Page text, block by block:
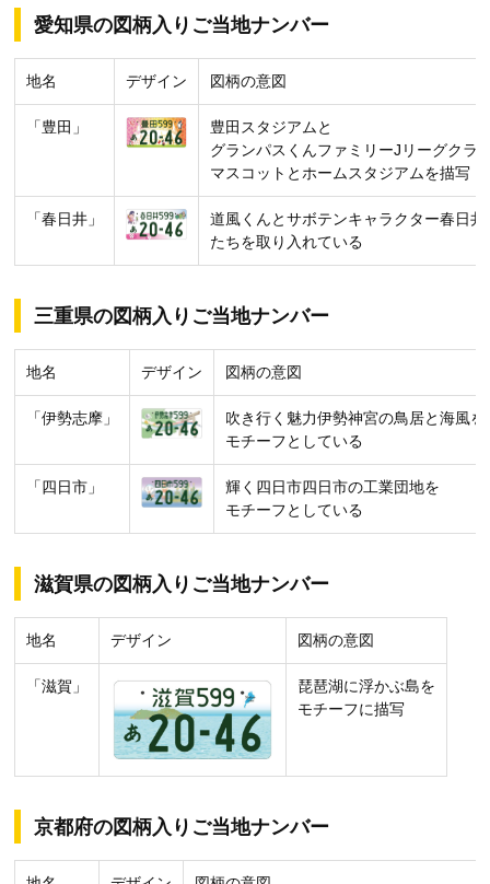
愛知県の図柄入りご当地ナンバー
地名 デザイン 図柄の意図
「豊田」
豊田スタジアムと
グランパスくんファミリーJリーグクラ
マスコットとホームスタジアムを描写
「春日井」
道風くんとサボテンキャラクター春日
たちを取り入れている
三重県の図柄入りご当地ナンバー
地名 デザイン 図柄の意図
「伊勢志摩」
吹き行く魅力伊勢神宮の鳥居と海風を
モチーフとしている
「四日市」
輝く四日市四日市の工業団地を
モチーフとしている
滋賀県の図柄入りご当地ナンバー
地名 デザイン 図柄の意図
「滋賀」
琵琶湖に浮かぶ島を
モチーフに描写
京都府の図柄入りご当地ナンバー